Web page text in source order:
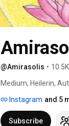
@Amirasolis •
Medium, Heilerin,
spirituelle Heiler aus.
Instagram and 5
Subscribe